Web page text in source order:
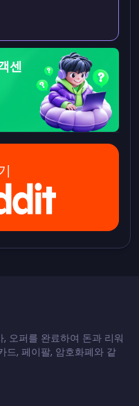
센
오퍼를 완료하여 돈과 리워
드, 페이팔, 암호화폐와 같